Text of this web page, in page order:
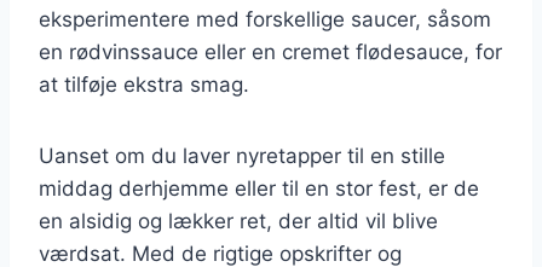
eksperimentere med forskellige saucer, såsom
en rødvinssauce eller en cremet flødesauce, for
at tilføje ekstra smag.
Uanset om du laver nyretapper til en stille
middag derhjemme eller til en stor fest, er de
en alsidig og lækker ret, der altid vil blive
værdsat. Med de rigtige opskrifter og